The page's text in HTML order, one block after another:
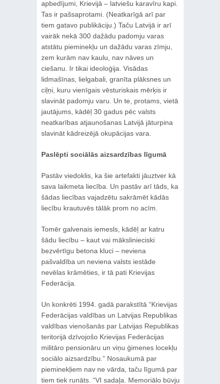
apbedījumi, Krievijā ‒ latviešu karavīru kapi.
Tas ir pašsaprotami. (Neatkarīgā arī par
tiem gatavo publikāciju.) Taču Latvijā ir arī
vairāk nekā 300 dažādu padomju varas
atstātu pieminekļu un dažādu varas zīmju,
zem kurām nav kaulu, nav nāves un
ciešanu. Ir tikai ideoloģija. Visādas
lidmašīnas, lielgabali, granīta plāksnes un
ciļņi, kuru vienīgais vēsturiskais mērķis ir
slavināt padomju varu. Un te, protams, vietā
jautājums, kādēļ 30 gadus pēc valsts
neatkarības atjaunošanas Latvijā jāturpina
slavināt kādreizējā okupācijas vara.
Paslēpti sociālās aizsardzības līgumā
Pastāv viedoklis, ka šie artefakti jāuztver kā
sava laikmeta liecība. Un pastāv arī tāds, ka
šādas liecības vajadzētu sakrāmēt kādās
liecību krautuvēs tālāk prom no acīm.
Tomēr galvenais iemesls, kādēļ ar katru
šādu liecību – kaut vai mākslinieciski
bezvērtīgu betona kluci – neviena
pašvaldība un neviena valsts iestāde
nevēlas krāmēties, ir tā pati Krievijas
Federācija.
Un konkrēti 1994. gadā parakstītā “Krievijas
Federācijas valdības un Latvijas Republikas
valdības vienošanās par Latvijas Republikas
teritorijā dzīvojošo Krievijas Federācijas
militāro pensionāru un viņu ģimenes locekļu
sociālo aizsardzību.” Nosaukumā par
pieminekļiem nav ne vārda, taču līgumā par
tiem tiek runāts. “VI sadaļa. Memoriālo būvju